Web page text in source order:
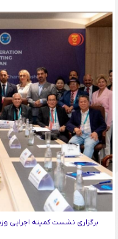
برگزاری نشست کمیته اجرایی